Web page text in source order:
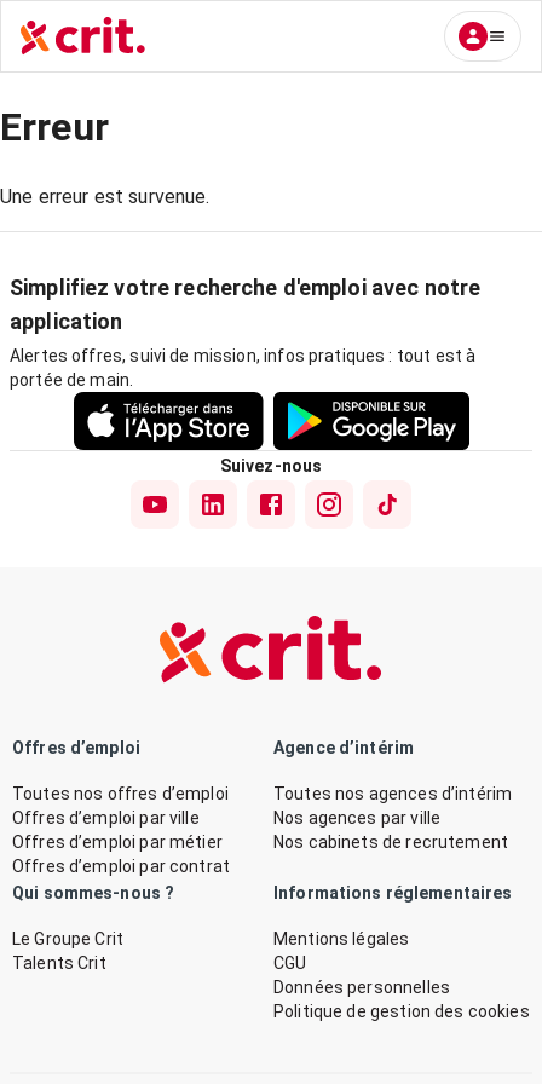
Erreur
Une erreur est survenue.
Simplifiez votre recherche d'emploi avec notre
application
Alertes offres, suivi de mission, infos pratiques : tout est à
portée de main.
Suivez-nous
Offres d’emploi
Toutes nos offres d’emploi
Offres d’emploi par ville
Offres d’emploi par métier
Offres d’emploi par contrat
Agence d’intérim
Toutes nos agences d’intérim
Nos agences par ville
Nos cabinets de recrutement
Qui sommes-nous ?
Le Groupe Crit
Talents Crit
Informations réglementaires
Mentions légales
CGU
Données personnelles
Politique de gestion des cookies